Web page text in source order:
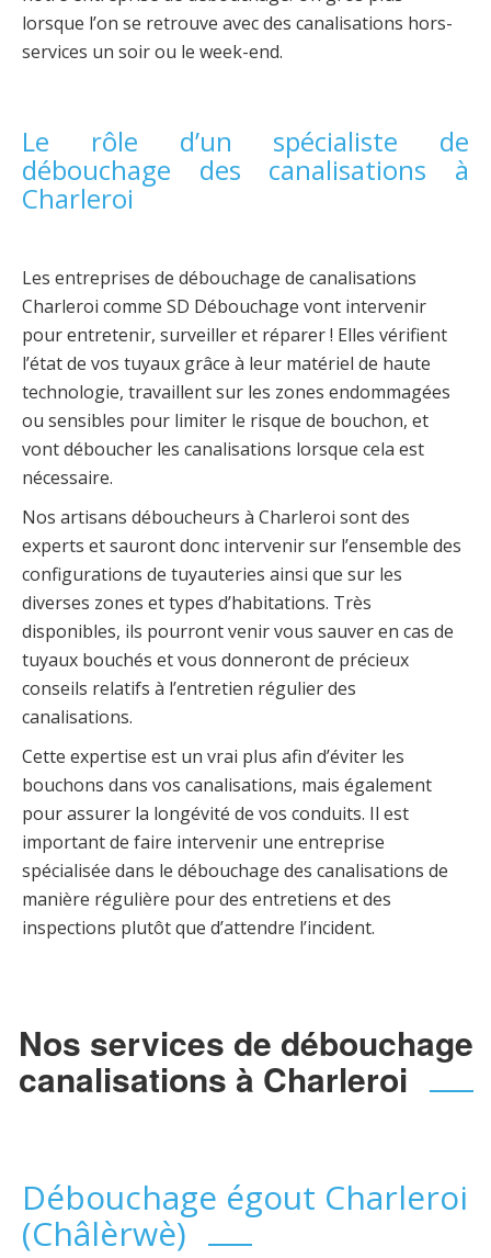
lorsque l’on se retrouve avec des canalisations hors-
services un soir ou le week-end.
Le rôle d’un spécialiste de
débouchage des canalisations à
Charleroi
Les entreprises de débouchage de canalisations
Charleroi comme SD Débouchage vont intervenir
pour entretenir, surveiller et réparer ! Elles vérifient
l’état de vos tuyaux grâce à leur matériel de haute
technologie, travaillent sur les zones endommagées
ou sensibles pour limiter le risque de bouchon, et
vont déboucher les canalisations lorsque cela est
nécessaire.
Nos artisans déboucheurs à Charleroi sont des
experts et sauront donc intervenir sur l’ensemble des
configurations de tuyauteries ainsi que sur les
diverses zones et types d’habitations. Très
disponibles, ils pourront venir vous sauver en cas de
tuyaux bouchés et vous donneront de précieux
conseils relatifs à l’entretien régulier des
canalisations.
Cette expertise est un vrai plus afin d’éviter les
bouchons dans vos canalisations, mais également
pour assurer la longévité de vos conduits. Il est
important de faire intervenir une entreprise
spécialisée dans le débouchage des canalisations de
manière régulière pour des entretiens et des
inspections plutôt que d’attendre l’incident.
Nos services de débouchage
canalisations à Charleroi
Débouchage égout Charleroi
(Châlèrwè)